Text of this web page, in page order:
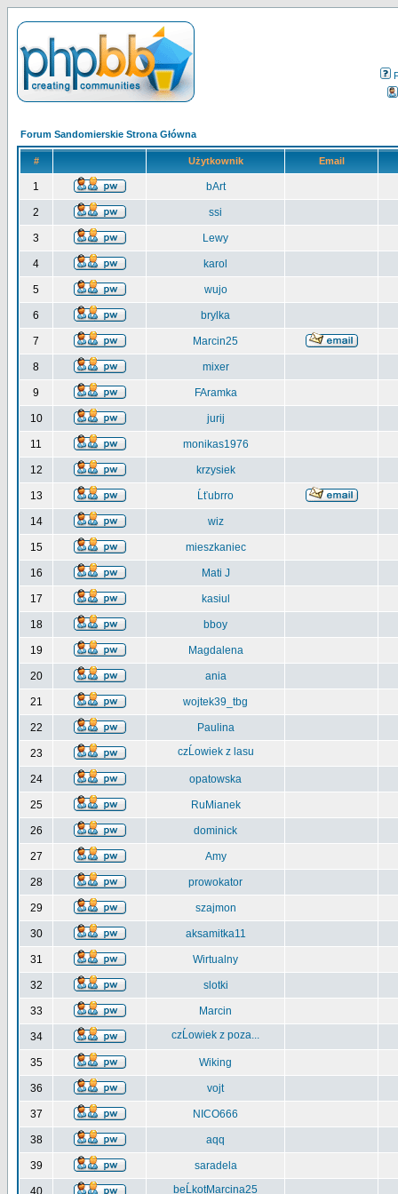
Forum Sandomierskie Strona Główna
# Użytkownik Email
1 bArt
2 ssi
3 Lewy
4 karol
5 wujo
6 brylka
7 Marcin25
8 mixer
9 FAramka
10 jurij
11 monikas1976
12 krzysiek
13 Ĺťubrro
14 wiz
15 mieszkaniec
16 Mati J
17 kasiul
18 bboy
19 Magdalena
20 ania
21 wojtek39_tbg
22 Paulina
23 czĹowiek z lasu
24 opatowska
25 RuMianek
26 dominick
27 Amy
28 prowokator
29 szajmon
30 aksamitka11
31 Wirtualny
32 slotki
33 Marcin
34 czĹowiek z poza...
35 Wiking
36 vojt
37 NICO666
38 aqq
39 saradela
40 beĹkotMarcina25